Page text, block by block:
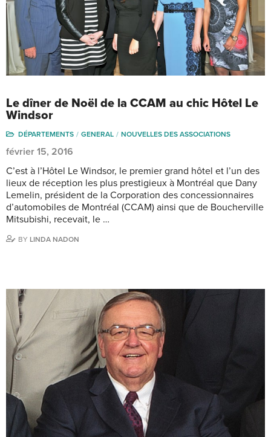
Le dîner de Noël de la CCAM au chic Hôtel Le
Windsor
DÉPARTEMENTS GENERAL NOUVELLES DES ASSOCIATIONS
février 15, 2016
C’est à l’Hôtel Le Windsor, le premier grand hôtel et l’un des
lieux de réception les plus prestigieux à Montréal que Dany
Lemelin, président de la Corporation des concessionnaires
d’automobiles de Montréal (CCAM) ainsi que de Boucherville
Mitsubishi, recevait, le …
BY LINDA NADON